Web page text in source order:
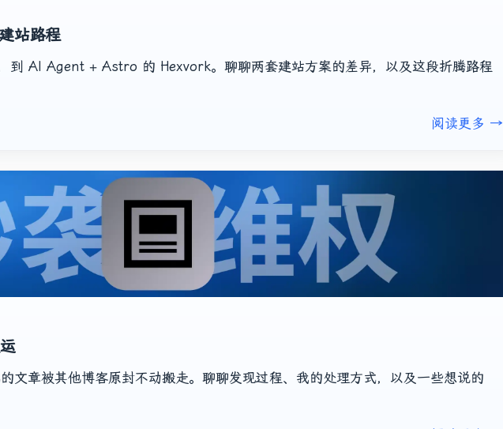
站路程
AI Agent + Astro 的 Hexvork。聊聊两套建站方案的差异，以及这段折腾路程
阅读更多 →
文章被其他博客原封不动搬走。聊聊发现过程、我的处理方式，以及一些想说的